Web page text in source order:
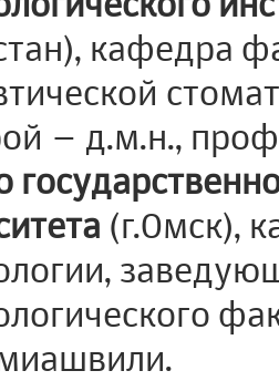
кафедра
– д.м.н.,
(г.Омск),